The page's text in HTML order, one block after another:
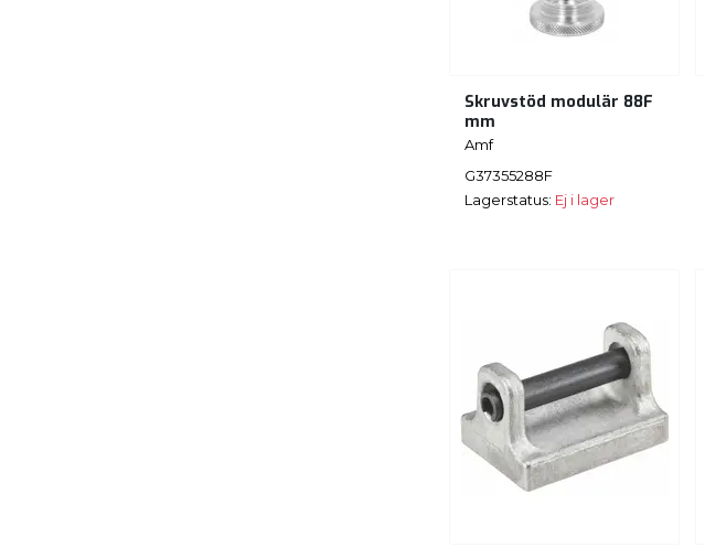
Skruvstöd modulär 88F
mm
Amf
G37355288F
Lagerstatus: Ej i lager